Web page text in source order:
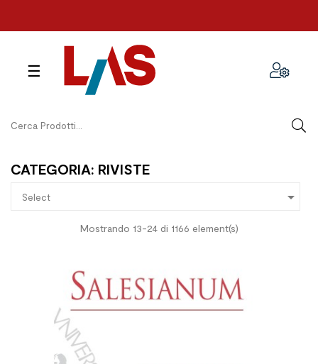
navigazione
☰
CATEGORIA: RIVISTE
Select 
Mostrando 13-24 di 1166 element(s)